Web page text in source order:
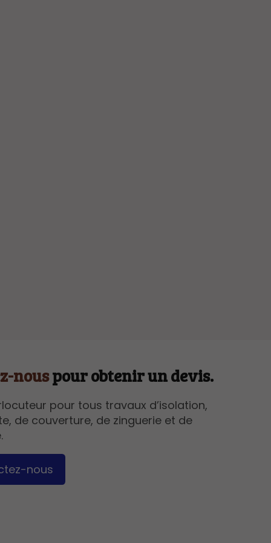
nouspour obtenir un devis.
pour tous travaux d’isolation,
de couverture, de zinguerie et de
nous